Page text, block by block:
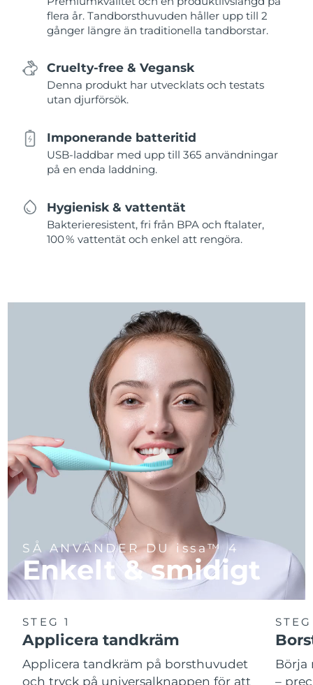
flera år. Tandborsthuvuden håller upp till 2
gånger längre än traditionella tandborstar.
Cruelty-free & Vegansk
Denna produkt har utvecklats och testats
utan djurförsök.
Imponerande batteritid
USB-laddbar med upp till 365 användningar
på en enda laddning.
Hygienisk & vattentät
Bakterieresistent, fri från BPA och ftalater,
100 % vattentät och enkel att rengöra.
SÅ ANVÄNDER DU issa™ 4
Enkelt & smidigt
STEG 1
Applicera tandkräm
Applicera tandkräm på borsthuvudet
och tryck på universalknappen för att
Börja
–